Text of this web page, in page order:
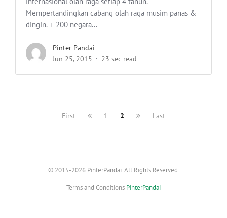
Mempertandingkan cabang olah raga musim panas &
dingin. +-200 negara...
Pinter Pandai
Jun 25, 2015
23 sec read
First 1 2 Last
© 2015-2026 PinterPandai. All Rights Reserved.
Terms and Conditions PinterPandai